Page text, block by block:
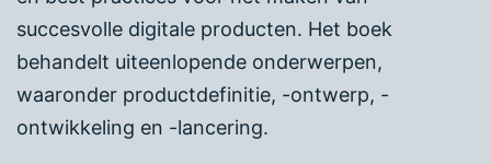
succesvolle digitale producten. Het boek
behandelt uiteenlopende onderwerpen,
waaronder productdefinitie, -ontwerp, -
ontwikkeling en -lancering.